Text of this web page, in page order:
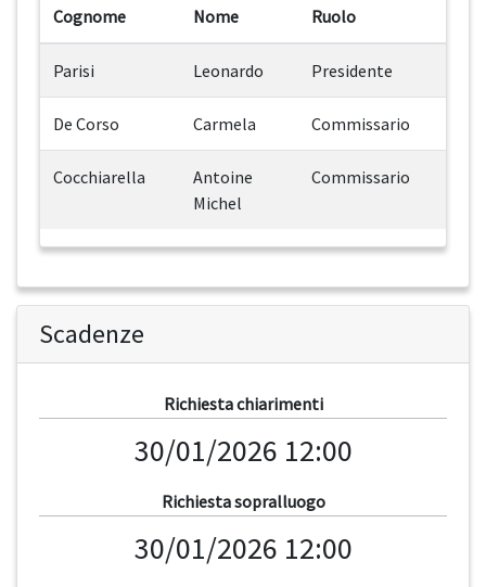
Cognome Nome Ruolo
Parisi Leonardo Presidente
De Corso Carmela Commissario
Cocchiarella
Antoine
Michel
Commissario
Scadenze
Richiesta chiarimenti
30/01/2026 12:00
Richiesta sopralluogo
30/01/2026 12:00